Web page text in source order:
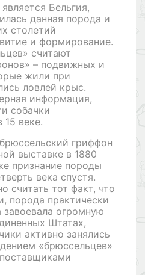
Бельгия,
данная порода и
столетий
и формирование.
считают
– подвижных и
жили при
ловлей крыс.
информация,
собачки
веке.
гриффон
выставке в 1880
признание породы
века спустя.
считать тот факт, что
порода практически
завоевала огромную
Штатах,
активно занялись
«брюссельцев»